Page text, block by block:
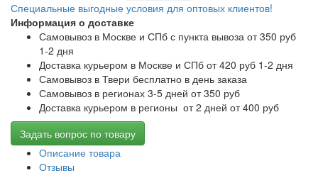
Специальные выгодные условия для оптовых клиентов!
Информация о доставке
Самовывоз в Москве и СПб с пункта вывоза от 350 руб
1-2 дня
Доставка курьером в Москве и СПб от 420 руб 1-2 дня
Самовывоз в Твери бесплатно в день заказа
Самовывоз в регионах 3-5 дней от 350 руб
Доставка курьером в регионы от 2 дней от 400 руб
Задать вопрос по товару
Описание товара
Отзывы